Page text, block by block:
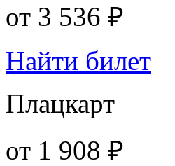
от 3 536 ₽
Найти билет
Плацкарт
от 1 908 ₽